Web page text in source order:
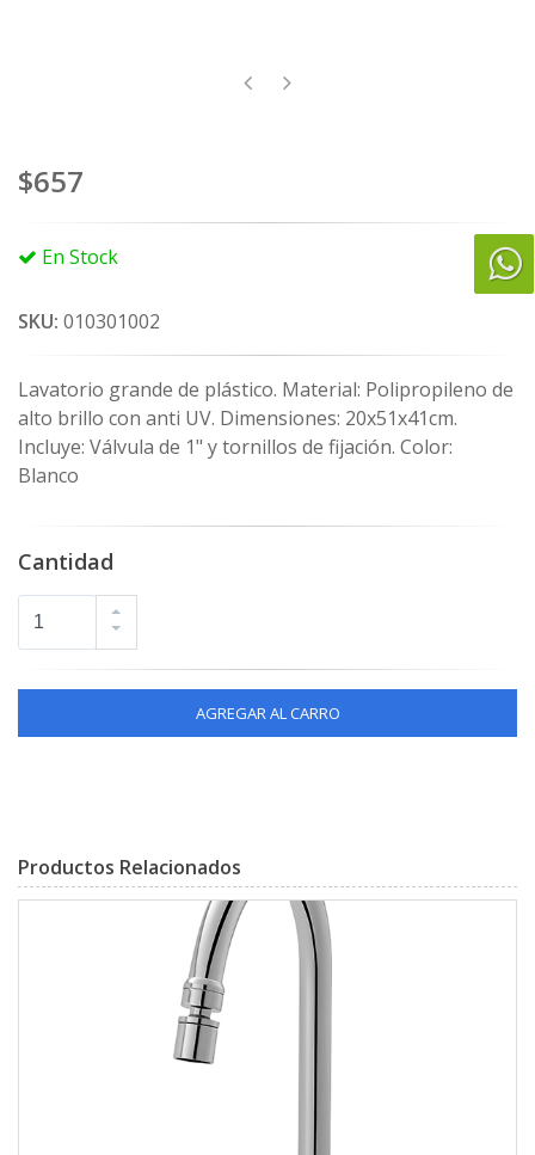
$657
En Stock
SKU: 010301002
Lavatorio grande de plástico. Material: Polipropileno de
alto brillo con anti UV. Dimensiones: 20x51x41cm.
Incluye: Válvula de 1" y tornillos de fijación. Color:
Blanco
Cantidad
AGREGAR AL CARRO
Productos Relacionados